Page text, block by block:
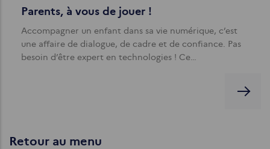
Parents, à vous de jouer !
Accompagner un enfant dans sa vie numérique, c’est
une affaire de dialogue, de cadre et de confiance. Pas
besoin d’être expert en technologies ! Ce…
Retour au menu